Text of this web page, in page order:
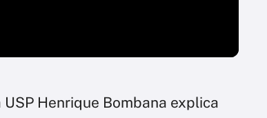
Henrique Bombana explica